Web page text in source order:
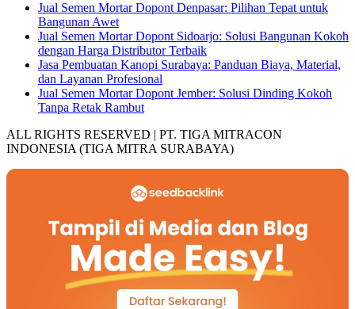
Jual Semen Mortar Dopont Denpasar: Pilihan Tepat untuk
Bangunan Awet
Jual Semen Mortar Dopont Sidoarjo: Solusi Bangunan Kokoh
dengan Harga Distributor Terbaik
Jasa Pembuatan Kanopi Surabaya: Panduan Biaya, Material,
dan Layanan Profesional
Jual Semen Mortar Dopont Jember: Solusi Dinding Kokoh
Tanpa Retak Rambut
ALL RIGHTS RESERVED | PT. TIGA MITRACON
INDONESIA (TIGA MITRA SURABAYA)